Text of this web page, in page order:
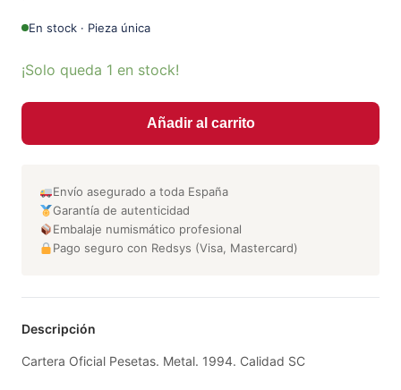
En stock · Pieza única
¡Solo queda 1 en stock!
Añadir al carrito
Envío asegurado a toda España
Garantía de autenticidad
Embalaje numismático profesional
Pago seguro con Redsys (Visa, Mastercard)
Descripción
Cartera Oficial Pesetas. Metal. 1994. Calidad SC